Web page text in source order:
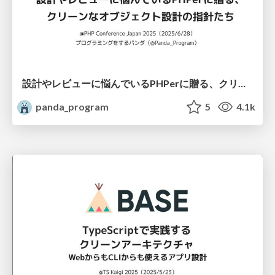
設計やレビューに悩んでいるPHPerに贈る、クリーンなオブジェクト設計の指針たち
panda_program
5 4.1k